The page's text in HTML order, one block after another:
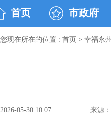
首页 市政府
您现在所在的位置 : 首页 > 幸福永州
2026-05-30 10:07 来源：